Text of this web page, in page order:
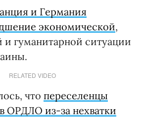
и Германия
экономической,
и гуманитарной ситуации
RELATED VIDEO
что переселенцы
ОРДЛО из-за нехватки